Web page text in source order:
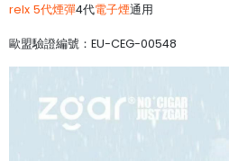
relx 5代煙彈4代電子煙通用
歐盟驗證編號：EU-CEG-00548